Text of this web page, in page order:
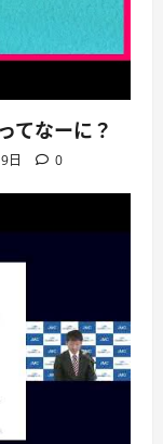
てなーに？
日 0